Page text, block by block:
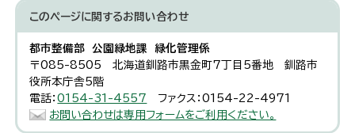
このページに関するお問い合わせ
都市整備部 公園緑地課 緑化管理係
〒085-8505 北海道釧路市黒金町7丁目5番地 釧路市
役所本庁舎5階
電話：0154-31-4557
ファクス：0154-22-4971
お問い合わせは専用フォームをご利用ください。